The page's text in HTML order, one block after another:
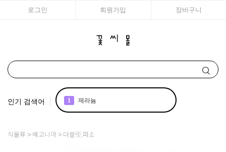
로그인 회원가입 장바구니
인기 검색어 1 제라늄
식물류 베고니아 더블릿,파소